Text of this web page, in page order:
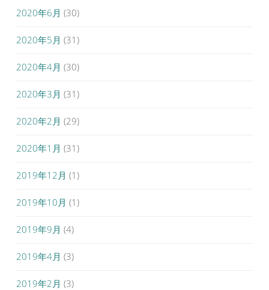
2020年6月 (30)
2020年5月 (31)
2020年4月 (30)
2020年3月 (31)
2020年2月 (29)
2020年1月 (31)
2019年12月 (1)
2019年10月 (1)
2019年9月 (4)
2019年4月 (3)
2019年2月 (3)